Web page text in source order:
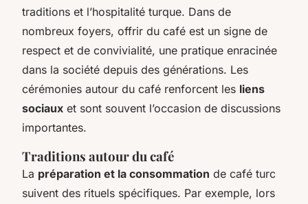
traditions et l’hospitalité turque. Dans de
nombreux foyers, offrir du café est un signe de
respect et de convivialité, une pratique enracinée
dans la société depuis des générations. Les
cérémonies autour du café renforcent les liens
sociaux et sont souvent l’occasion de discussions
importantes.
Traditions autour du café
La préparation et la consommation de café turc
suivent des rituels spécifiques. Par exemple, lors